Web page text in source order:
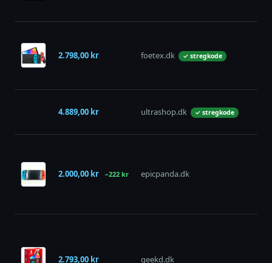
2.798,00 kr foetex.dk ✓ stregkode
4.889,00 kr ultrashop.dk ✓ stregkode
2.000,00 kr −222 kr epicpanda.dk
2.793,00 kr geekd.dk